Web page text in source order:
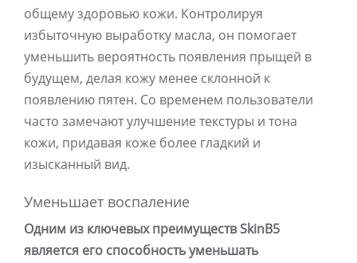
общему здоровью кожи. Контролируя
избыточную выработку масла, он помогает
уменьшить вероятность появления прыщей в
будущем, делая кожу менее склонной к
появлению пятен. Со временем пользователи
часто замечают улучшение текстуры и тона
кожи, придавая коже более гладкий и
изысканный вид.
Уменьшает воспаление
Одним из ключевых преимуществ SkinB5
является его способность уменьшать